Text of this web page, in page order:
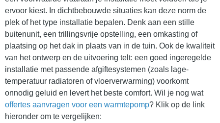
ervoor kiest. In dichtbebouwde situaties kan deze norm de
plek of het type installatie bepalen. Denk aan een stille
buitenunit, een trillingsvrije opstelling, een omkasting of
plaatsing op het dak in plaats van in de tuin. Ook de kwaliteit
van het ontwerp en de uitvoering telt: een goed ingeregelde
installatie met passende afgiftesystemen (zoals lage-
temperatuur radiatoren of vloerverwarming) voorkomt
onnodig geluid en levert het beste comfort. Wil je nog wat
offertes aanvragen voor een warmtepomp? Klik op de link
hieronder om te vergelijken: